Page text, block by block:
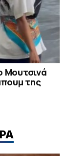
Μουτσινά
της